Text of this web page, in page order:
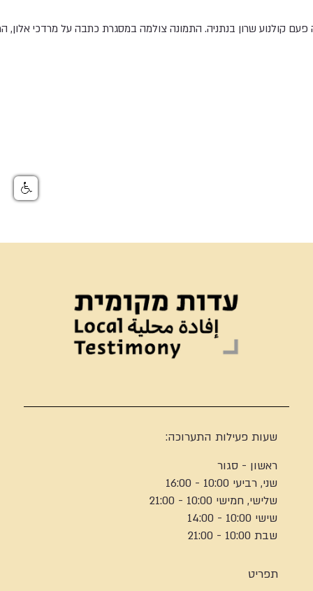
קולנוע שרון בנתניה. התמונה צולמה במסגרת כתבה על מרדכי אלון,
שעות פעילות התערוכה:
ראשון - סגור
שני, רביעי 10:00 - 16:00
שלישי, חמישי 10:00 - 21:00
שישי 10:00 - 14:00
שבת 10:00 - 21:00
תפריט